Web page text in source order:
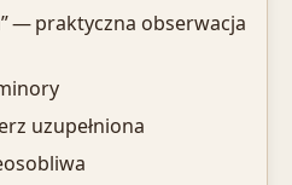
— praktyczna obserwacja
uzupełniona